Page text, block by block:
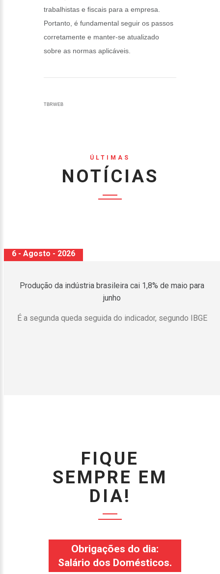
trabalhistas e fiscais para a empresa.
Portanto, é fundamental seguir os passos
corretamente e manter-se atualizado
sobre as normas aplicáveis.
TBRWEB
ÚLTIMAS
NOTÍCIAS
6 - Agosto - 2026
Produção da indústria brasileira cai 1,8% de maio para
junho
É a segunda queda seguida do indicador, segundo IBGE
FIQUE
SEMPRE EM
DIA!
Obrigações do dia:
Salário dos Domésticos.